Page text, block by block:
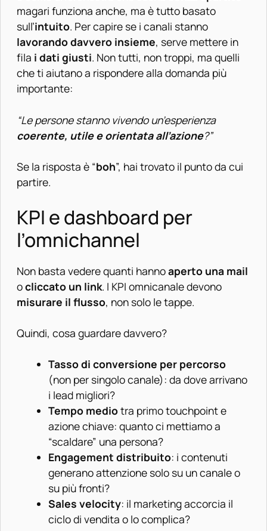
magari funziona anche, ma è tutto basato
sull’intuito. Per capire se i canali stanno
lavorando davvero insieme, serve mettere in
fila i dati giusti. Non tutti, non troppi, ma quelli
che ti aiutano a rispondere alla domanda più
importante:
“Le persone stanno vivendo un’esperienza
coerente, utile e orientata all’azione?”
Se la risposta è “boh”, hai trovato il punto da cui
partire.
KPI e dashboard per
l’omnichannel
Non basta vedere quanti hannoaperto una mail
ocliccato un link. I KPI omnicanale devono
misurare il flusso, non solo le tappe.
Quindi, cosa guardare davvero?
Tasso di conversione per percorso
(non per singolo canale): da dove arrivano
i lead migliori?
Tempo mediotra primo touchpoint e
azione chiave: quanto ci mettiamo a
“scaldare” una persona?
Engagement distribuito: i contenuti
generano attenzione solo su un canale o
su più fronti?
Sales velocity: il marketing accorcia il
ciclo di vendita o lo complica?